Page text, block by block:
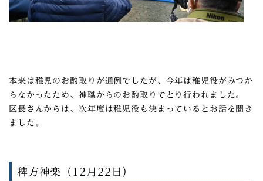
本来は稚児のお酌取りが通例でしたが、今年は稚児役がみつか
らなかったため、神職からのお酌取りでとり行われました。
区長さんからは、次年度は稚児役も決まっているとお話を聞き
ました。
稗方神楽（12月22日）